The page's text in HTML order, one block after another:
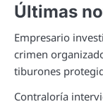
Últimas
Empresario
crimen
tiburones
Contraloría